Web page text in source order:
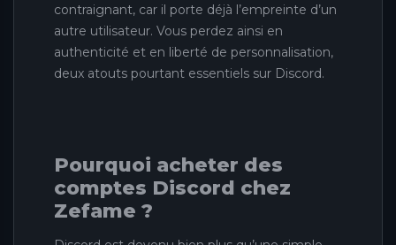
contraignant, car il porte déjà l’empreinte d’un
autre utilisateur. Vous perdez ainsi en
authenticité et en liberté de personnalisation,
deux atouts pourtant essentiels sur Discord.
Pourquoi acheter des
comptes Discord chez
Zefame ?